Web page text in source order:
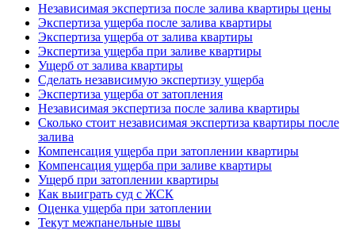
Независимая экспертиза после залива квартиры цены
Экспертиза ущерба после залива квартиры
Экспертиза ущерба от залива квартиры
Экспертиза ущерба при заливе квартиры
Ущерб от залива квартиры
Cделать независимую экспертизу ущерба
Экспертиза ущерба от затопления
Независимая экспертиза после залива квартиры
Сколько стоит независимая экспертиза квартиры после
залива
Компенсация ущерба при затоплении квартиры
Компенсация ущерба при заливе квартиры
Ущерб при затоплении квартиры
Как выиграть суд с ЖСК
Оценка ущерба при затоплении
Текут межпанельные швы